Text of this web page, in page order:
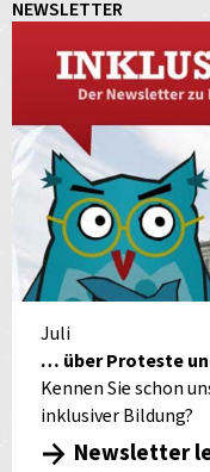
NEWSLETTER
Juli
… über Proteste
Kennen Sie schon
inklusiver Bildung?
Newsletter